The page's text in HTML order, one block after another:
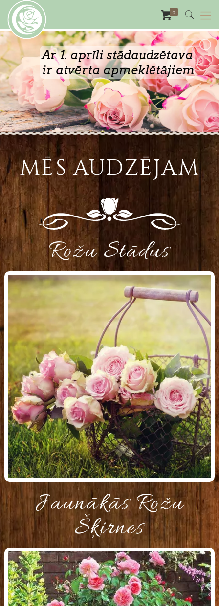
0
Ar 1. aprīli stādaudzētava
ir atvērta apmeklētājiem
MĒS AUDZĒJAM
Rožu Stādus
Jaunākās Rožu
Šķirnes